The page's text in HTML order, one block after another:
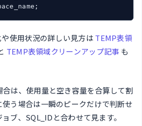
使用状況の詳しい見方は TEMP表領
TEMP表領域クリーンアップ記事 も
は、使用量と空き容量を合算して割
う場合は一瞬のピークだけで判断せ
ブ、SQL_IDと合わせて見ます。